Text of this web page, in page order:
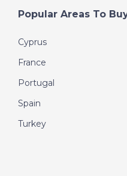
Popular Areas To
Cyprus
France
Portugal
Spain
Turkey